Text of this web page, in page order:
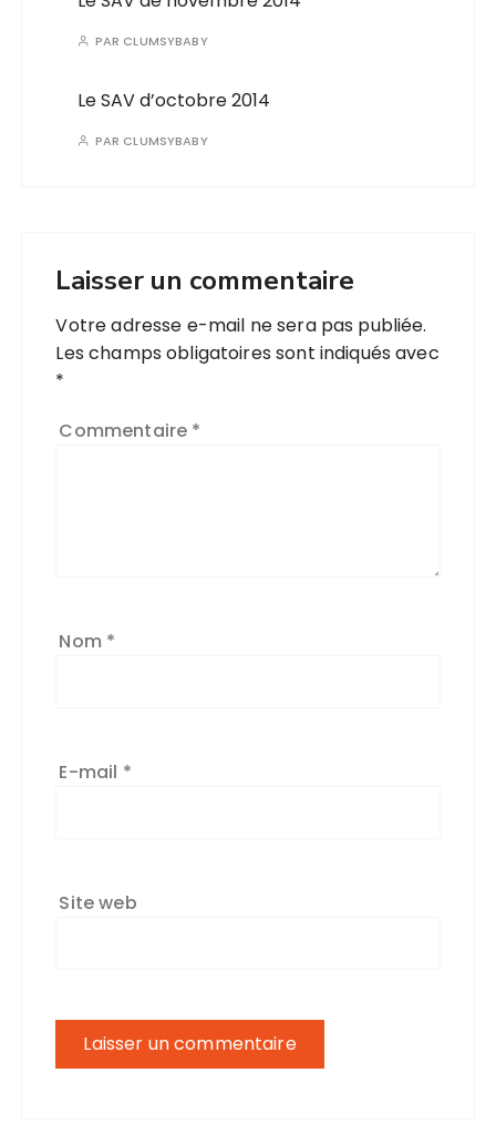
PAR CLUMSYBABY
Le SAV d’octobre 2014
PAR CLUMSYBABY
Laisser un commentaire
Votre adresse e-mail ne sera pas publiée.
Les champs obligatoires sont indiqués avec
*
Commentaire *
Nom *
E-mail *
Site web